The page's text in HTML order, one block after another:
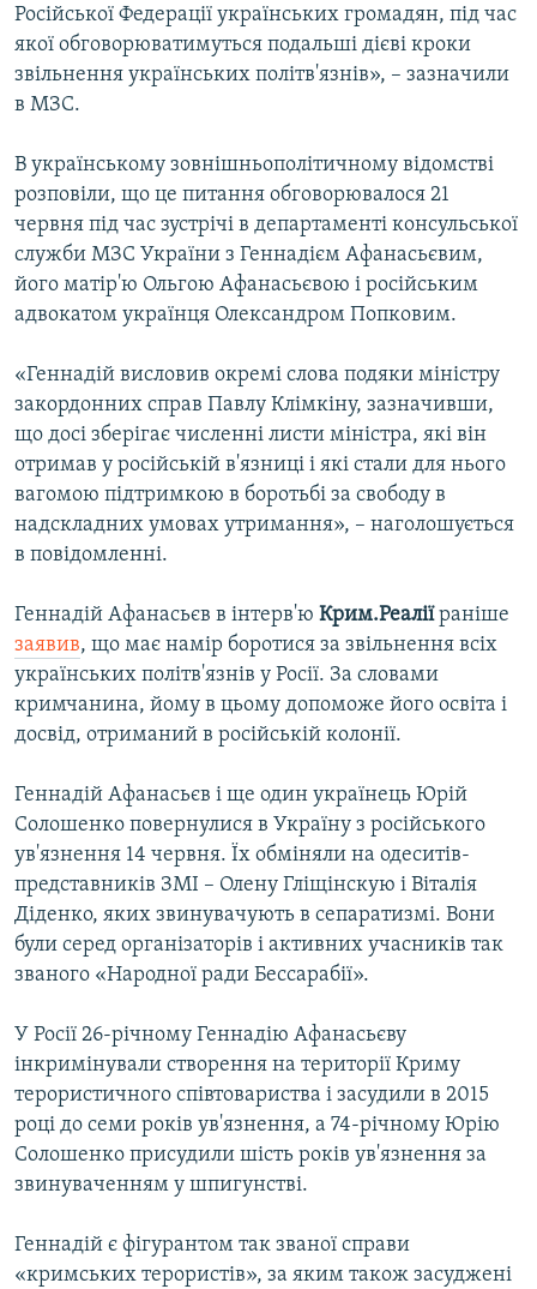
Російської Федерації українських громадян, під час
якої обговорюватимуться подальші дієві кроки
звільнення українських політв'язнів», – зазначили
в МЗС.
В українському зовнішньополітичному відомстві
розповіли, що це питання обговорювалося 21
червня під час зустрічі в департаменті консульської
служби МЗС України з Геннадієм Афанасьєвим,
його матір'ю Ольгою Афанасьєвою і російським
адвокатом українця Олександром Попковим.
«Геннадій висловив окремі слова подяки міністру
закордонних справ Павлу Клімкіну, зазначивши,
що досі зберігає численні листи міністра, які він
отримав у російській в'язниці і які стали для нього
вагомою підтримкою в боротьбі за свободу в
надскладних умовах утримання», – наголошується
в повідомленні.
Геннадій Афанасьєв в інтерв'ю Крим.Реаліїраніше
заявив, що має намір боротися за звільнення всіх
українських політв'язнів у Росії. За словами
кримчанина, йому в цьому допоможе його освіта і
досвід, отриманий в російській колонії.
Геннадій Афанасьєв і ще один українець Юрій
Солошенко повернулися в Україну з російського
ув'язнення 14 червня. Їх обміняли на одеситів-
представників ЗМІ – Олену Гліщінскую і Віталія
Діденко, яких звинувачують в сепаратизмі. Вони
були серед організаторів і активних учасників так
званого «Народної ради Бессарабії».
У Росії 26-річному Геннадію Афанасьєву
інкримінували створення на території Криму
терористичного співтовариства і засудили в 2015
році до семи років ув'язнення, а 74-річному Юрію
Солошенко присудили шість років ув'язнення за
звинуваченням у шпигунстві.
Геннадій є фігурантом так званої справи
«кримських терористів», за яким також засуджені